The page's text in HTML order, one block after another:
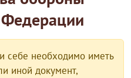
Федерации
себе необходимо иметь
иной документ,